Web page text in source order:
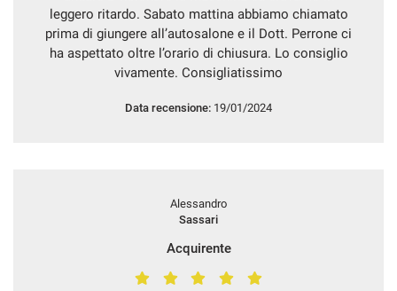
leggero ritardo. Sabato mattina abbiamo chiamato
prima di giungere all’autosalone e il Dott. Perrone ci
ha aspettato oltre l’orario di chiusura. Lo consiglio
vivamente. Consigliatissimo
Data recensione: 19/01/2024
Alessandro
Sassari
Acquirente